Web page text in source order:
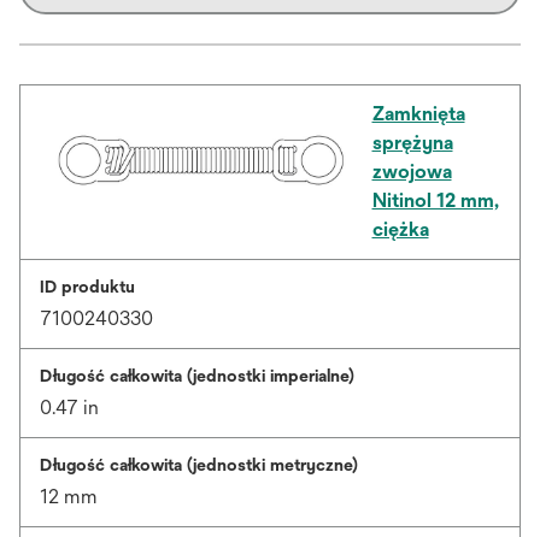
Zamknięta
sprężyna
zwojowa
Nitinol 12 mm,
ciężka
ID produktu
7100240330
Długość całkowita (jednostki imperialne)
0.47 in
Długość całkowita (jednostki metryczne)
12 mm